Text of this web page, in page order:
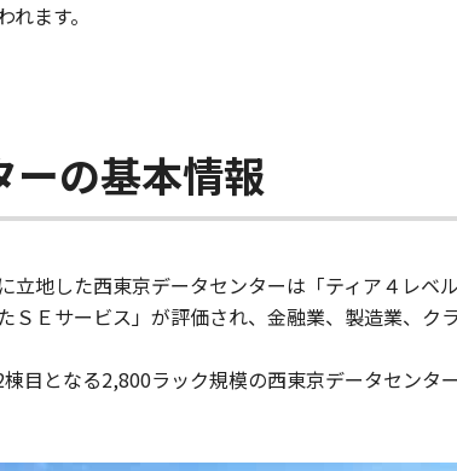
ます。
ーの基本情報
立地した西東京データセンターは「ティア４レベ
ＳＥサービス」が評価され、金融業、製造業、ク
目となる2,800ラック規模の西東京データセンタ